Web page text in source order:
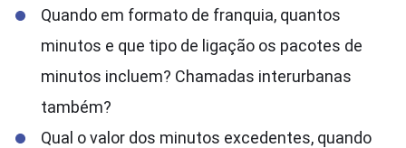
Quando em formato de franquia, quantos
minutos e que tipo de ligação os pacotes de
minutos incluem? Chamadas interurbanas
também?
Qual o valor dos minutos excedentes, quando